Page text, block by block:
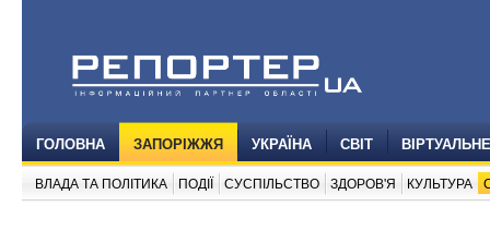
ГОЛОВНА ЗАПОРІЖЖЯ УКРАЇНА СВІТ
ВЛАДА ТА ПОЛІТИКА ПОДІЇ СУСПІЛЬСТВО ЗДОРОВ'Я КУЛЬТУРА